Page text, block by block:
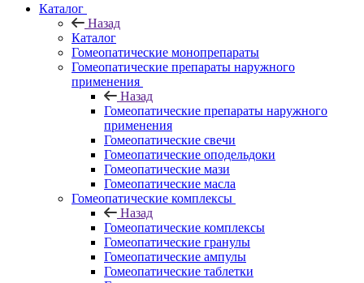
Каталог
Назад
Каталог
Гомеопатические монопрепараты
Гомеопатические препараты наружного
применения
Назад
Гомеопатические препараты наружного
применения
Гомеопатические свечи
Гомеопатические оподельдоки
Гомеопатические мази
Гомеопатические масла
Гомеопатические комплексы
Назад
Гомеопатические комплексы
Гомеопатические гранулы
Гомеопатические ампулы
Гомеопатические таблетки